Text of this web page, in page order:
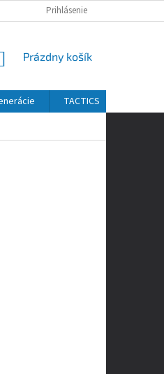
Prihlásenie
NÁKUPNÝ
Prázdny košík
TACTICS